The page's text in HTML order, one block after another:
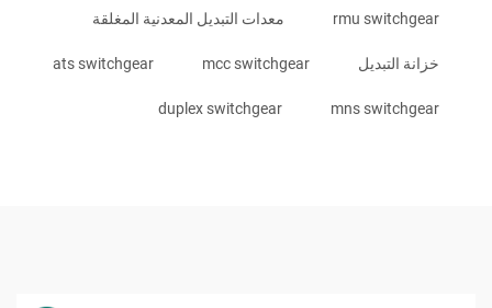
rmu switchgear معدات التبديل المعدنية المغلقة
خزانة التبديل mcc switchgear
ats switchgear
mns switchgear
duplex switchgear